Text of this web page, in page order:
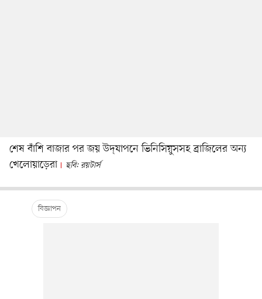
শেষ বাঁশি বাজার পর জয় উদ্‌যাপনে ভিনিসিয়ুসসহ ব্রাজিলের অন্য
খেলোয়াড়েরা
ছবি: রয়টার্স